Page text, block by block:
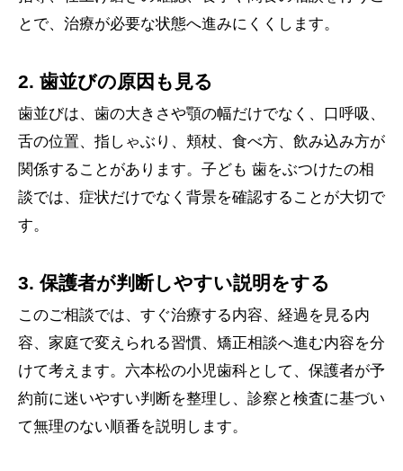
とで、治療が必要な状態へ進みにくくします。
2. 歯並びの原因も見る
歯並びは、歯の大きさや顎の幅だけでなく、口呼吸、
舌の位置、指しゃぶり、頬杖、食べ方、飲み込み方が
関係することがあります。子ども 歯をぶつけたの相
談では、症状だけでなく背景を確認することが大切で
す。
3. 保護者が判断しやすい説明をする
このご相談では、すぐ治療する内容、経過を見る内
容、家庭で変えられる習慣、矯正相談へ進む内容を分
けて考えます。六本松の小児歯科として、保護者が予
約前に迷いやすい判断を整理し、診察と検査に基づい
て無理のない順番を説明します。